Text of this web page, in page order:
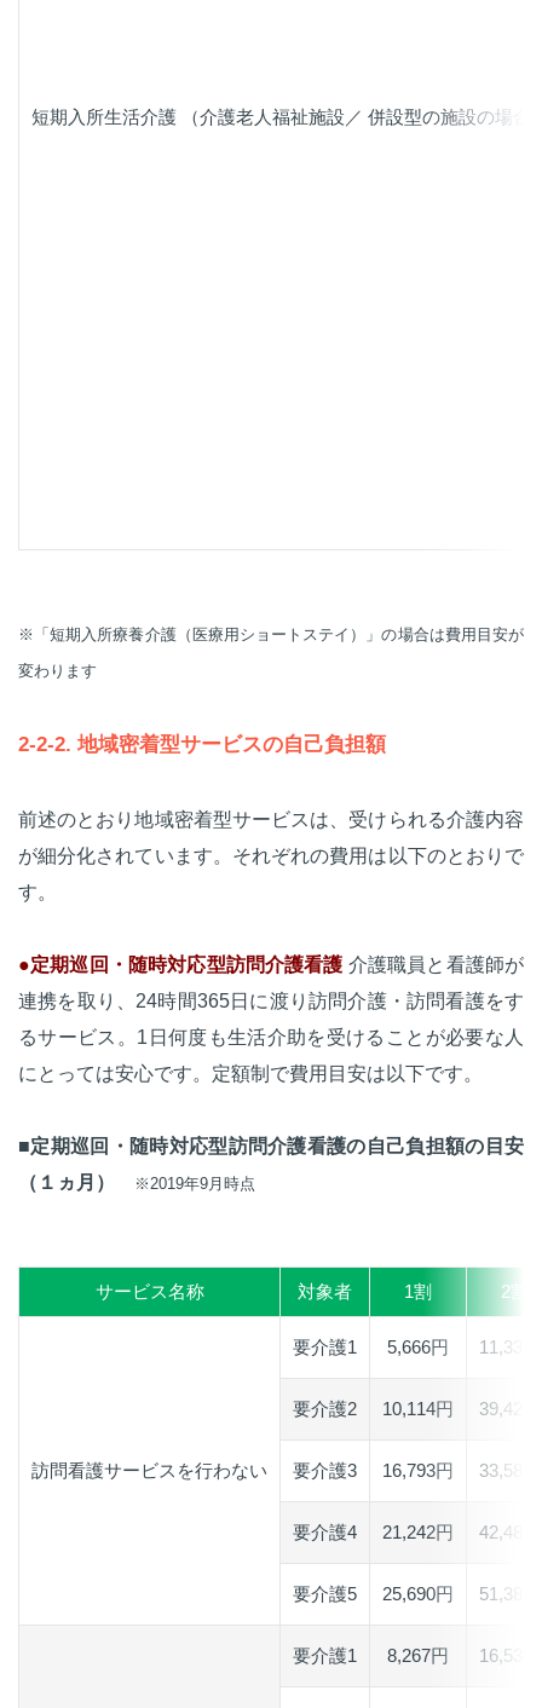
短期入所生活介護 （介護老人福祉施設／ 併設型の施設の場合
※「短期入所療養介護（医療用ショートステイ）」の場合は費用目安が
変わります
2-2-2. 地域密着型サービスの自己負担額
前述のとおり地域密着型サービスは、受けられる介護内容
が細分化されています。それぞれの費用は以下のとおりで
す。
●定期巡回・随時対応型訪問介護看護 介護職員と看護師が
連携を取り、24時間365日に渡り訪問介護・訪問看護をす
るサービス。1日何度も生活介助を受けることが必要な人
にとっては安心です。定額制で費用目安は以下です。
■定期巡回・随時対応型訪問介護看護の自己負担額の目安
（１ヵ月）
※2019年9月時点
サービス名称 対象者 1割 2割
訪問看護サービスを行わない
要介護1 5,666円 11,332
要介護2 10,114円 39,428
要介護3 16,793円 33,586
要介護4 21,242円 42,484
要介護5 25,690円 51,380
要介護1 8,267円 16,534